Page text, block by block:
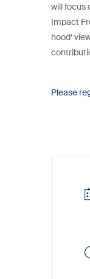
will focus
Impact
hood‘
Please